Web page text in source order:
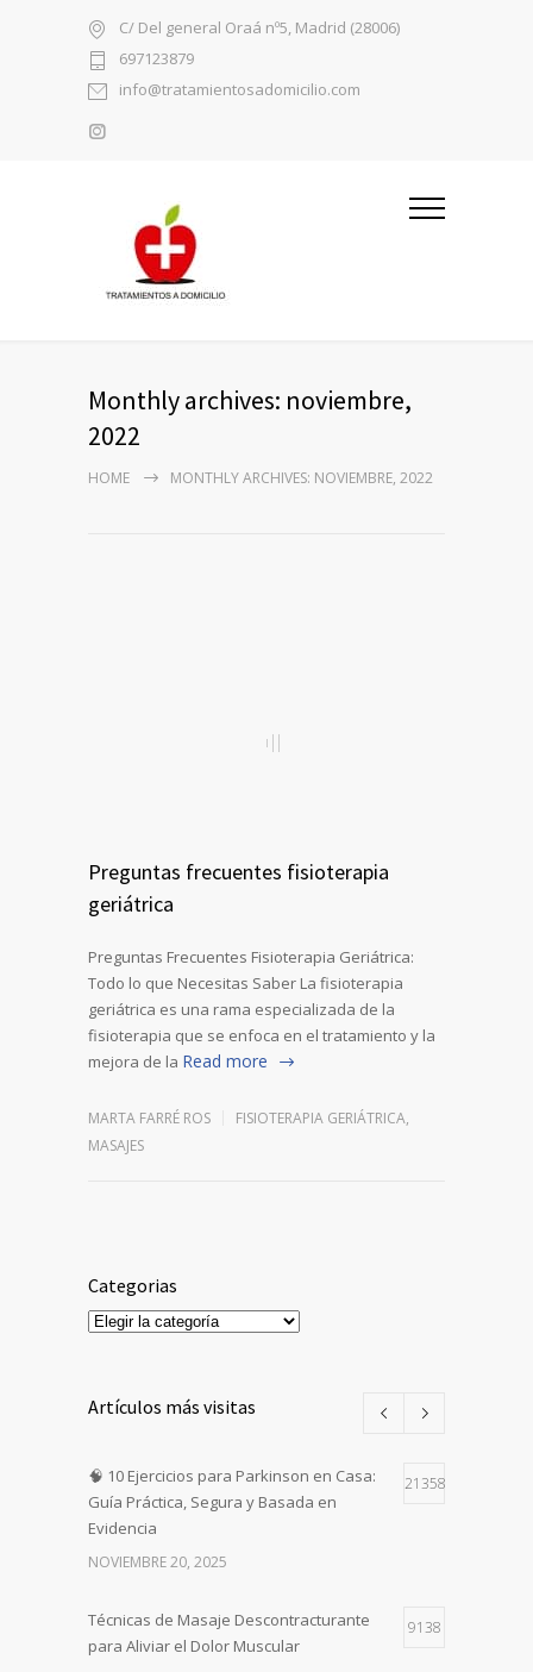
C/ Del general Oraá nº5, Madrid (28006)
697123879
info@tratamientosadomicilio.com
Monthly archives: noviembre,
2022
HOME MONTHLY ARCHIVES: NOVIEMBRE, 2022
Preguntas frecuentes fisioterapia
geriátrica
Preguntas Frecuentes Fisioterapia Geriátrica:
Todo lo que Necesitas Saber La fisioterapia
geriátrica es una rama especializada de la
fisioterapia que se enfoca en el tratamiento y la
mejora de la Read more
MARTA FARRÉ ROS FISIOTERAPIA GERIÁTRICA,
MASAJES
Categorias
Categorias
Artículos más visitas
🧠 10 Ejercicios para Parkinson en Casa:
Guía Práctica, Segura y Basada en
Evidencia
21358
NOVIEMBRE 20, 2025
Técnicas de Masaje Descontracturante
para Aliviar el Dolor Muscular
9138